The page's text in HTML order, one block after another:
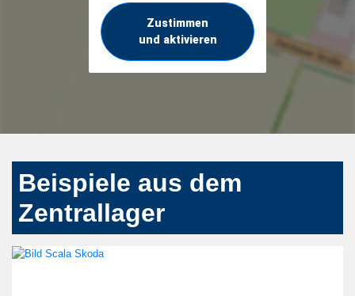
Zustimmen
und aktivieren
Beispiele aus dem
Zentrallager